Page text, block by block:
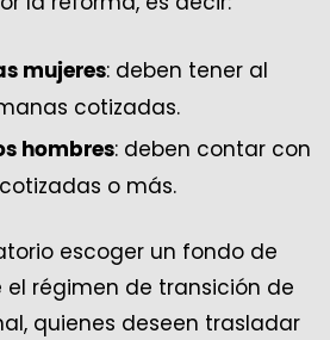
mujeres: deben tener al
cotizadas.
hombres: deben contar con
o más.
escoger un fondo de
el régimen de transición de
quienes deseen trasladar